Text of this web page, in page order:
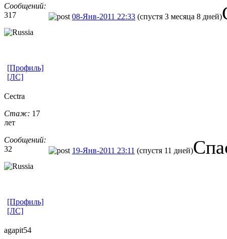
Сообщений:
317
08-Янв-2011 22:33 (спустя 3 месяца 8 дней)
[Профиль]
[ЛС]
Cectra
Стаж: 17
лет
Сообщений:
32
19-Янв-2011 23:11 (спустя 11 дней)
[Профиль]
[ЛС]
agapit54